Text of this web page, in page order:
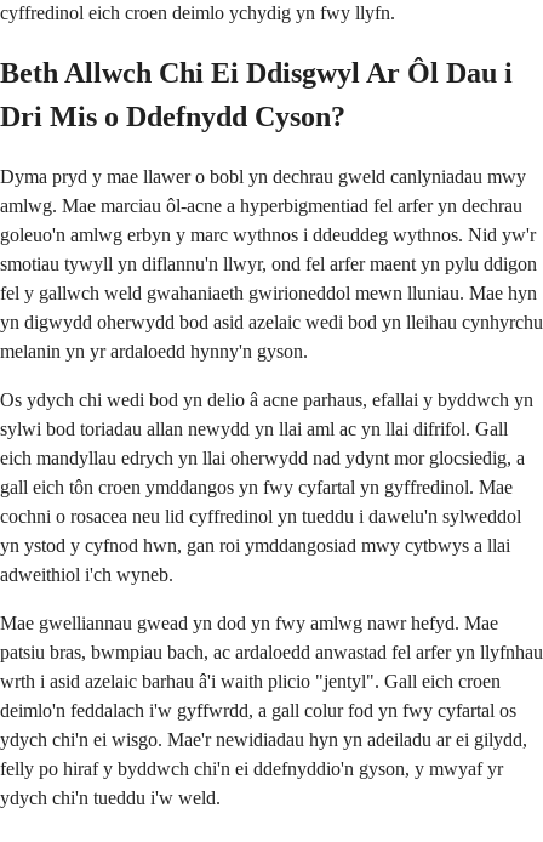
cyffredinol eich croen deimlo ychydig yn fwy llyfn.
Beth Allwch Chi Ei Ddisgwyl Ar Ôl Dau i
Dri Mis o Ddefnydd Cyson?
Dyma pryd y mae llawer o bobl yn dechrau gweld canlyniadau mwy
amlwg. Mae marciau ôl-acne a hyperbigmentiad fel arfer yn dechrau
goleuo'n amlwg erbyn y marc wythnos i ddeuddeg wythnos. Nid yw'r
smotiau tywyll yn diflannu'n llwyr, ond fel arfer maent yn pylu ddigon
fel y gallwch weld gwahaniaeth gwirioneddol mewn lluniau. Mae hyn
yn digwydd oherwydd bod asid azelaic wedi bod yn lleihau cynhyrchu
melanin yn yr ardaloedd hynny'n gyson.
Os ydych chi wedi bod yn delio â acne parhaus, efallai y byddwch yn
sylwi bod toriadau allan newydd yn llai aml ac yn llai difrifol. Gall
eich mandyllau edrych yn llai oherwydd nad ydynt mor glocsiedig, a
gall eich tôn croen ymddangos yn fwy cyfartal yn gyffredinol. Mae
cochni o rosacea neu lid cyffredinol yn tueddu i dawelu'n sylweddol
yn ystod y cyfnod hwn, gan roi ymddangosiad mwy cytbwys a llai
adweithiol i'ch wyneb.
Mae gwelliannau gwead yn dod yn fwy amlwg nawr hefyd. Mae
patsiu bras, bwmpiau bach, ac ardaloedd anwastad fel arfer yn llyfnhau
wrth i asid azelaic barhau â'i waith plicio "jentyl". Gall eich croen
deimlo'n feddalach i'w gyffwrdd, a gall colur fod yn fwy cyfartal os
ydych chi'n ei wisgo. Mae'r newidiadau hyn yn adeiladu ar ei gilydd,
felly po hiraf y byddwch chi'n ei ddefnyddio'n gyson, y mwyaf yr
ydych chi'n tueddu i'w weld.